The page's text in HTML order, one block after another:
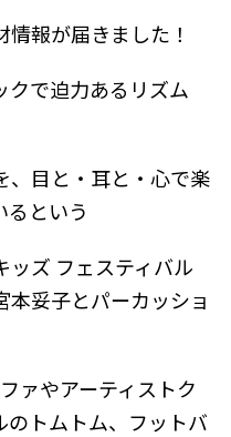
報が届きました！
クで迫力あるリズム
、目と・耳と・心で楽
るという
ッズ フェスティバル
妥子とパーカッショ
ァやアーティストク
のトムトム、フットバ